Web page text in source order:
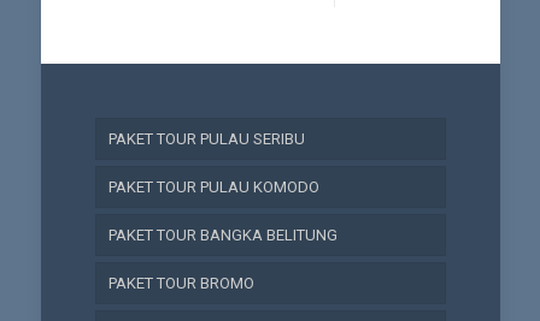
PAKET TOUR PULAU SERIBU
PAKET TOUR PULAU KOMODO
PAKET TOUR BANGKA BELITUNG
PAKET TOUR BROMO